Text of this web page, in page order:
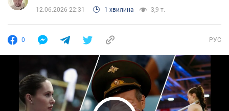
12.06.2026 22:31 1 хвилина 3,9 т.
0 РУС